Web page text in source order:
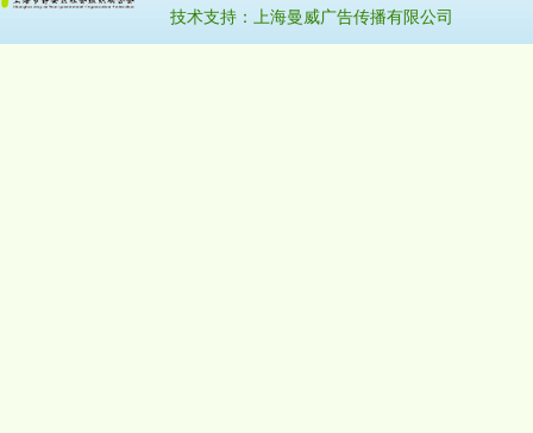
技术支持：上海曼威广告传播有限公司